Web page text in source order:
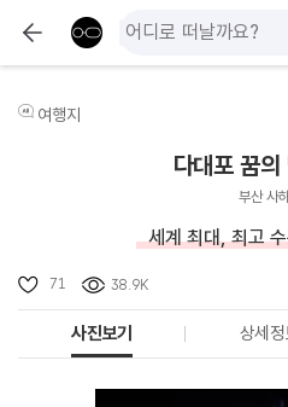
여행지
다대포 꿈의
부산 사
세계 최대, 최고
71 38.9K
사진보기 상세정